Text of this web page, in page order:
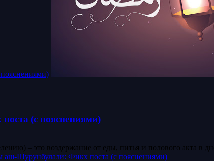
(с пояснениями)
– это воздержание от еды, питья и полового акта в
аш-Шурунбулали: Фикх поста (с пояснениями)